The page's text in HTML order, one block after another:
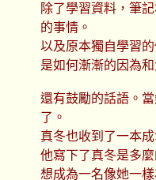
除了學習資料，筆
的事情。
以及原本獨自學習的
是如何漸漸的因為
還有鼓勵的話語。
了。
真冬也收到了一本
他寫下了真冬是多麼
想成為一名像她一